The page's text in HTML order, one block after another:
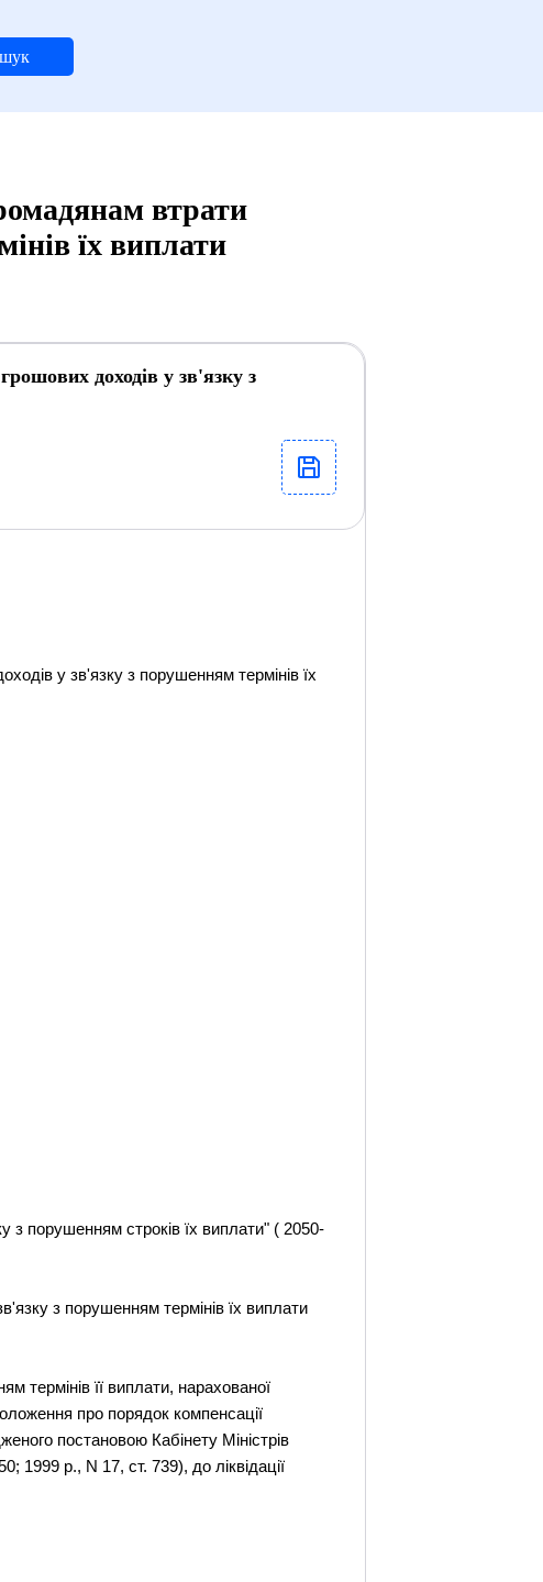
втрати
їх виплати
доходів у зв'язку з
у зв'язку з порушенням термінів їх
з порушенням строків їх виплати" ( 2050-
з порушенням термінів їх виплати
термінів її виплати, нарахованої
про порядок компенсації
постановою Кабінету Міністрів
1999 р., N 17, ст. 739), до ліквідації